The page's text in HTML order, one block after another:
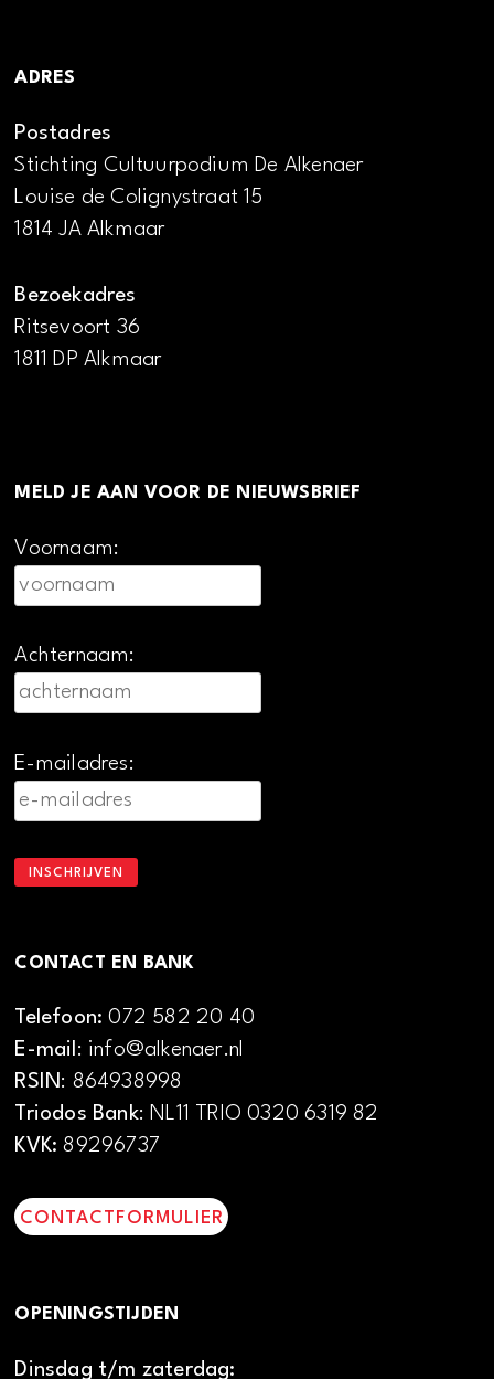
ADRES
Postadres
Stichting Cultuurpodium De Alkenaer
Louise de Colignystraat 15
1814 JA Alkmaar
Bezoekadres
Ritsevoort 36
1811 DP Alkmaar
MELD JE AAN VOOR DE NIEUWSBRIEF
Voornaam:
Achternaam:
E-mailadres:
CONTACT EN BANK
Telefoon:072 582 20 40
E-mail: info@alkenaer.nl
RSIN: 864938998
Triodos Bank: NL11 TRIO 0320 6319 82
KVK: 89296737
CONTACTFORMULIER
OPENINGSTIJDEN
Dinsdag t/m zaterdag: